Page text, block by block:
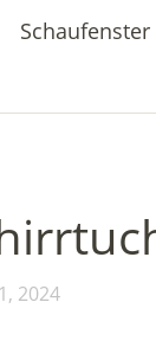
Schaufenster
2024